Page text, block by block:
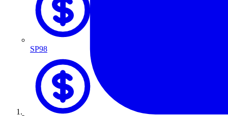
SP98